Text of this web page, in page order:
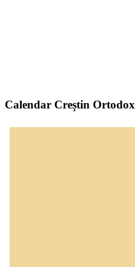
Calendar Creștin Ortodox